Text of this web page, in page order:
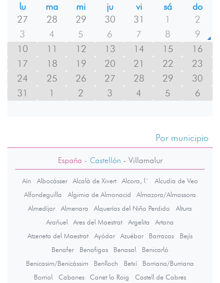
lu
ma mi ju vi sá
do
27
28 29 30 31 1
2
3
4 5 6 7 8
9
10
11 12 13 14 15
16
17
18 19 20 21 22
23
24
25 26 27 28 29
30
31
1 2 3 4 5 6
Por municipio
España - Castellón- Villamalur
Aín Albocàsser Alcalà de Xivert Alcora, l´
Alcudia de Veo
Alfondeguilla
Algimia de Almonacid
Almazora/Almassora
Almedíjar
Almenara Alquerías del Niño Perdido
Altura
Arañuel
Ares del Maestrat Argelita
Artana
Atzeneta del Maestrat
Ayódar Azuébar Barracas
Bejís
Benafer
Benafigos Benasal
Benicarló
Benicasim/Benicàssim
Benlloch Betxí
Borriana/Burriana
Borriol
Cabanes Canet lo Roig
Castell de Cabres